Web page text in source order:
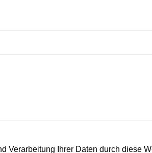
Verarbeitung Ihrer Daten durch diese